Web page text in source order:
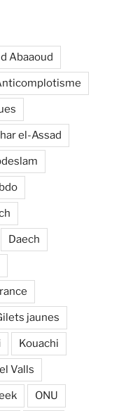
Abaaoud
el-Assad
Daech
jaunes
Kouachi
Valls
ONU